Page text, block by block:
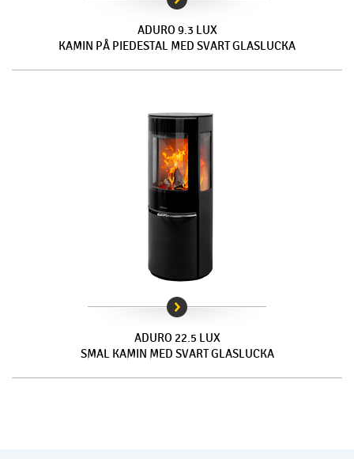
ADURO 9.3 LUX
KAMIN PÅ PIEDESTAL MED SVART GLASLUCKA
ADURO 22.5 LUX
SMAL KAMIN MED SVART GLASLUCKA